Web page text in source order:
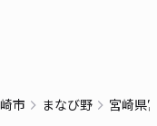
市 まなび野 宮崎県